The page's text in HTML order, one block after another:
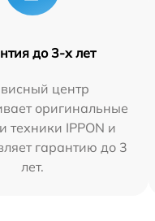
до 3-х лет
центр
оригинальные
техники IPPON и
гарантию до 3
лет.